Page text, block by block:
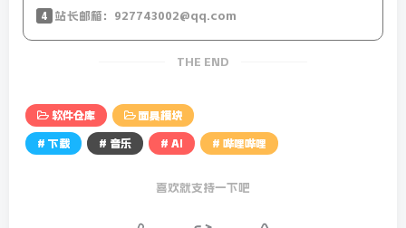
4 站长邮箱：927743002@qq.com
THE END
软件仓库 面具模块
# 下载 # 音乐 # AI # 哔哩哔哩
喜欢就支持一下吧